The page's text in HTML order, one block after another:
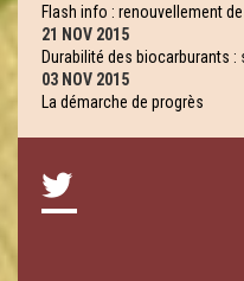
Flash info : renouvellement
21 NOV 2015
Durabilité des biocarburants :
03 NOV 2015
La démarche de progrès